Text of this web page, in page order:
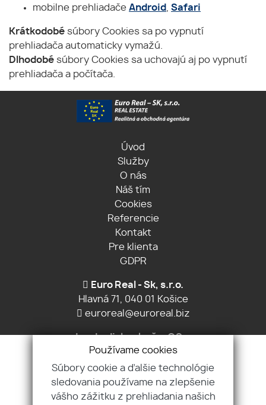
mobilne prehliadače Android Safari
Krátkodobé súbory Cookies sa po vypnutí
prehliadača automaticky vymažú.
Dlhodobé súbory Cookies sa uchovajú aj po vypnutí
prehliadača a počítača.
Úvod
Služby
O nás
Náš tím
Cookies
Referencie
Kontakt
Pre klienta
GDPR
Euro Real - Sk, s.r.o.
Hlavná 71, 040 01 Košice
euroreal@euroreal.biz
Ing. Ladislav Jurča, CSc.
+421 903 605 879
+421 907 970 829
Používame cookies
Súbory cookie a ďalšie technológie
sledovania používame na zlepšenie
vášho zážitku z prehliadania našich